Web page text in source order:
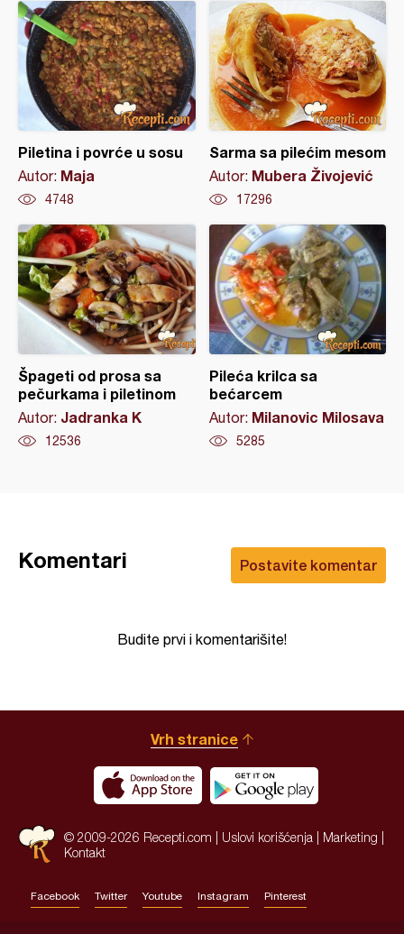
Piletina i povrće u sosu
Autor: Maja
4748
Sarma sa pilećim mesom
Autor: Mubera Živojević
17296
Špageti od prosa sa
pečurkama i piletinom
Autor: Jadranka K
12536
Pileća krilca sa
bećarcem
Autor: Milanovic Milosava
5285
Postavite komentar
Komentari
Budite prvi i komentarišite!
Vrh stranice
© 2009-2026 Recepti.com | Uslovi korišćenja Marketing
Kontakt
Facebook Twitter Youtube Instagram Pinterest